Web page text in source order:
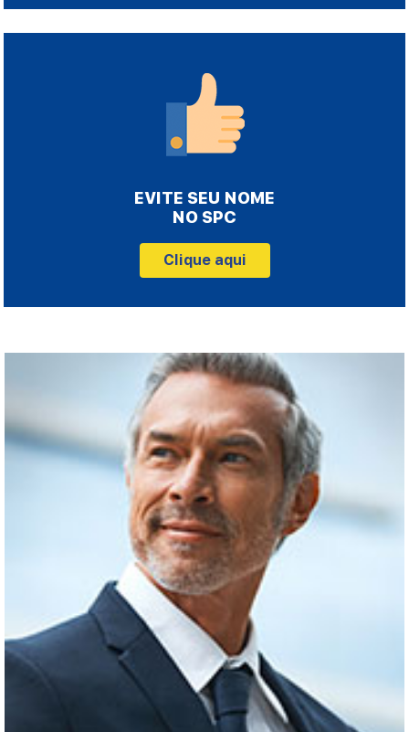
EVITE SEU NOME
NO SPC
Clique aqui